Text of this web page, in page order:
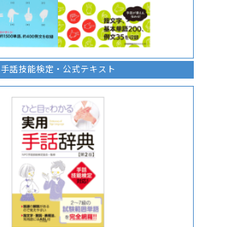
手話技能検定・公式テキスト